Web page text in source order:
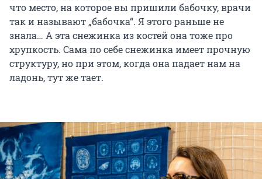
что место, на которое вы пришили бабочку, врачи
так и называют „бабочка“. Я этого раньше не
знала… А эта снежинка из костей она тоже про
хрупкость. Сама по себе снежинка имеет прочную
структуру, но при этом, когда она падает нам на
ладонь, тут же тает.